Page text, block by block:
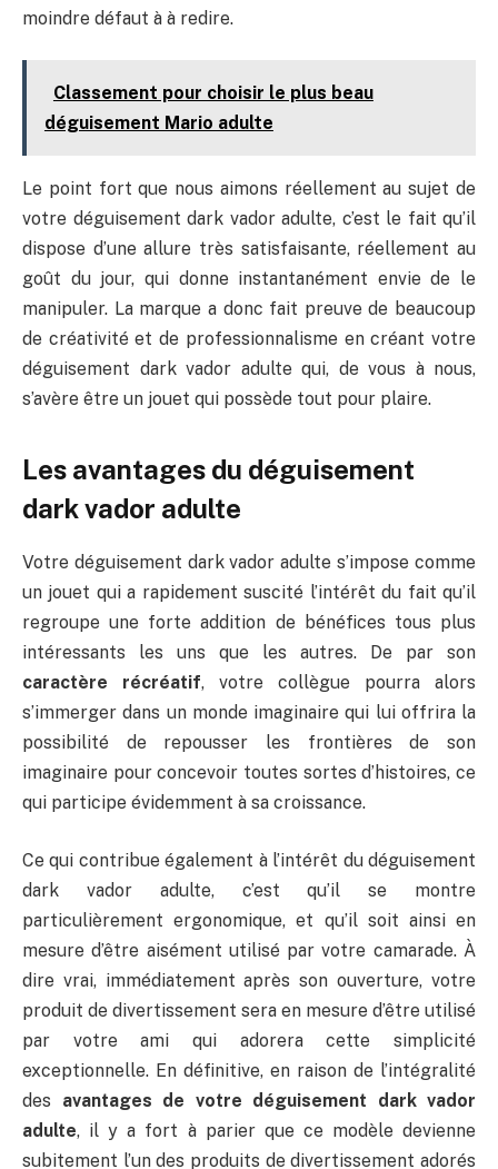
moindre défaut à à redire.
Classement pour choisir le plus beau
déguisement Mario adulte
Le point fort que nous aimons réellement au sujet de
votre déguisement dark vador adulte, c’est le fait qu’il
dispose d’une allure très satisfaisante, réellement au
goût du jour, qui donne instantanément envie de le
manipuler. La marque a donc fait preuve de beaucoup
de créativité et de professionnalisme en créant votre
déguisement dark vador adulte qui, de vous à nous,
s’avère être un jouet qui possède tout pour plaire.
Les avantages du déguisement
dark vador adulte
Votre déguisement dark vador adulte s’impose comme
un jouet qui a rapidement suscité l’intérêt du fait qu’il
regroupe une forte addition de bénéfices tous plus
intéressants les uns que les autres. De par son
caractère récréatif, votre collègue pourra alors
s’immerger dans un monde imaginaire qui lui offrira la
possibilité de repousser les frontières de son
imaginaire pour concevoir toutes sortes d’histoires, ce
qui participe évidemment à sa croissance.
Ce qui contribue également à l’intérêt du déguisement
dark vador adulte, c’est qu’il se montre
particulièrement ergonomique, et qu’il soit ainsi en
mesure d’être aisément utilisé par votre camarade. À
dire vrai, immédiatement après son ouverture, votre
produit de divertissement sera en mesure d’être utilisé
par votre ami qui adorera cette simplicité
exceptionnelle. En définitive, en raison de l’intégralité
des avantages de votre déguisement dark vador
adulte, il y a fort à parier que ce modèle devienne
subitement l’un des produits de divertissement adorés